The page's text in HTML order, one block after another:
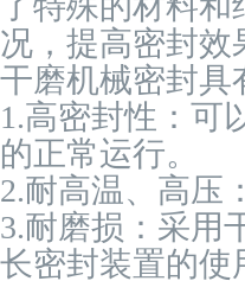
况，提高密封效
干磨机械密封具
1.高密封性：可
的正常运行。
2.耐高温、高压
3.耐磨损：采用
长密封装置的使